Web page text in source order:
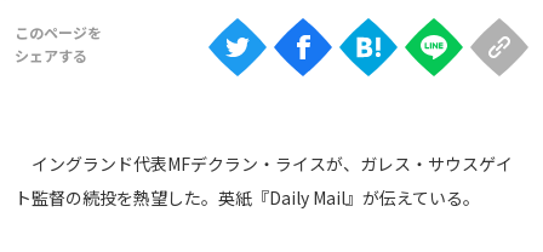
ABEMAの視聴について
Android
TV
イングランド代表MFデクラン・ライスが、ガレス・サウスゲイ
ト監督の続投を熱望した。英紙『Daily Mail』が伝えている。